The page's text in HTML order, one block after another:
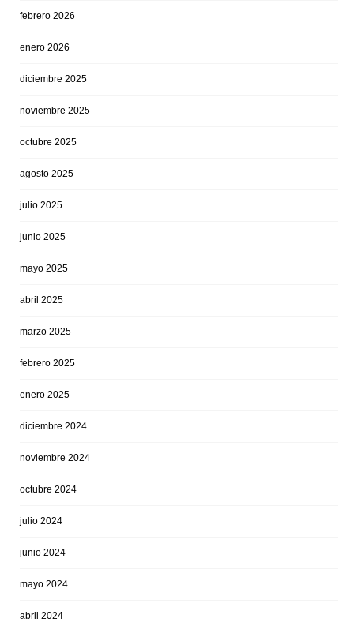
febrero 2026
enero 2026
diciembre 2025
noviembre 2025
octubre 2025
agosto 2025
julio 2025
junio 2025
mayo 2025
abril 2025
marzo 2025
febrero 2025
enero 2025
diciembre 2024
noviembre 2024
octubre 2024
julio 2024
junio 2024
mayo 2024
abril 2024